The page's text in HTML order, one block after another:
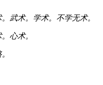
武术。学术。不学无术。
心术。